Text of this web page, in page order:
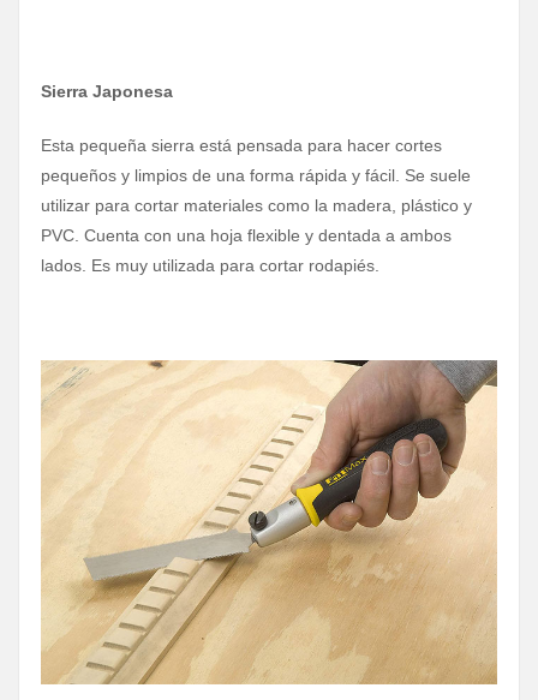
Sierra Japonesa
Esta pequeña sierra está pensada para hacer cortes
pequeños y limpios de una forma rápida y fácil. Se suele
utilizar para cortar materiales como la madera, plástico y
PVC. Cuenta con una hoja flexible y dentada a ambos
lados. Es muy utilizada para cortar rodapiés.